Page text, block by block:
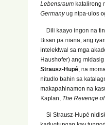
Lebensraum katalirong
Germanyug nipa-ulos
Dili kaayo ingon na
Bisan pa niana, ang
intelektwal sa mga
Haushofer) ang
Strausz-Hupé , na
nitudlo bahin sa
makapahinamon na
Kaplan, The Revenge
Si Strausz-Hupé